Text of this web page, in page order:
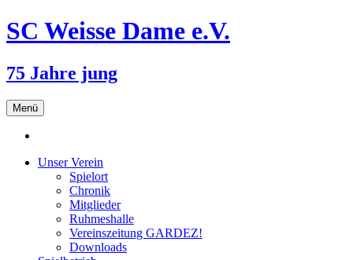
SC Weisse Dame e.V.
75 Jahre jung
Menü Zum
Inhalt
Unser Verein
Spielort
Chronik
Mitglieder
Ruhmeshalle
Vereinszeitung GARDEZ!
Downloads